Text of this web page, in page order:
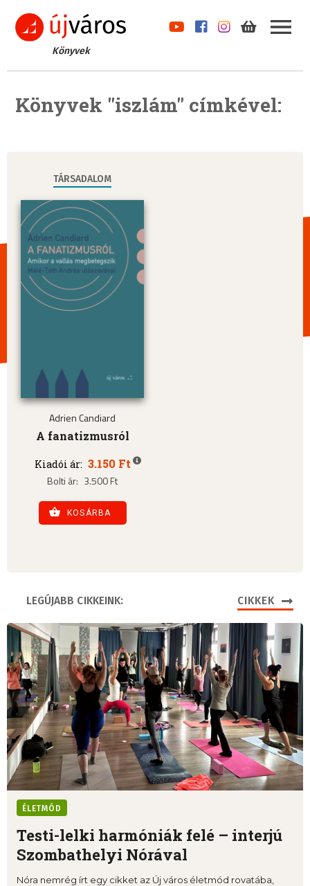
Könyvek
Könyvek "iszlám" címkével:
TÁRSADALOM
Adrien Candiard
A fanatizmusról
Kiadói ár: 3.150 Ft
Bolti ár: 3.500 Ft
KOSÁRBA
LEGÚJABB CIKKEINK: CIKKEK
ÉLETMÓD
Testi-lelki harmóniák felé – interjú
Szombathelyi Nórával
Nóra nemrég írt egy cikket az Új város életmód rovatába,